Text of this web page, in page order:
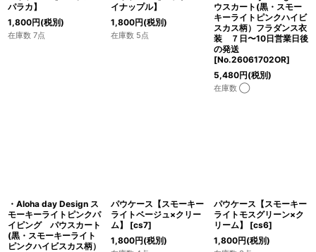
パラカ】
1,800円(税別)
在庫数 7点
イナップル】
1,800円(税別)
在庫数 5点
ウスカート(黒・スモー
キーライトピンクハイビ
スカス柄）フラダンス衣
装 ７日〜10日営業日後
の発送
[No.26061702OR]
5,480円(税別)
在庫数 ◯
・Aloha day Design ス
モーキーライトピンクパ
イピング パウスカート
(黒・スモーキーライト
ピンクハイビスカス柄）
パウケース【スモーキー
ライトベージュ×クリー
ム】
[cs7]
1,800円(税別)
パウケース【スモーキー
ライトモスグリーン×ク
リーム】
[cs6]
1,800円(税別)